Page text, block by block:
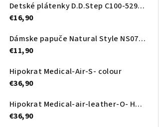
Detské plátenky D.D.Step C100-52989A Royal blue
€16,90
Dámske papuče Natural Style NS075 sivé
€11,90
Hipokrat Medical-Air-S- colour
€36,90
Hipokrat Medical-air-leather-O- Heart
€36,90